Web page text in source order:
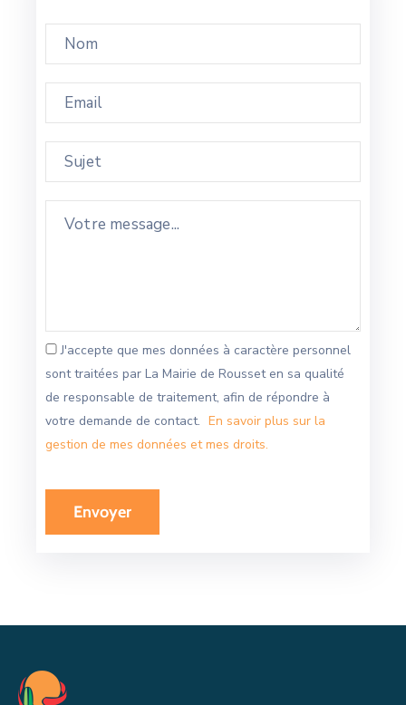
J'accepte que mes données à caractère personnel
sont traitées par La Mairie de Rousset en sa qualité
de responsable de traitement, afin de répondre à
votre demande de contact. En savoir plus sur la
gestion de mes données et mes droits.